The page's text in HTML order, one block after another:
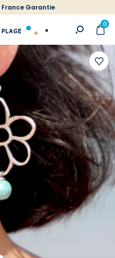
France Garantie
0
à
votre
liste